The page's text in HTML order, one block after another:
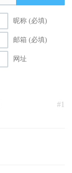
昵称 (必填)
邮箱 (必填)
网址
#1